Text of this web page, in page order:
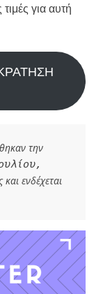
για αυτή
την
και ενδέχεται